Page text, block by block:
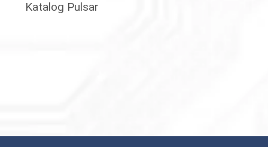
Katalog Pulsar